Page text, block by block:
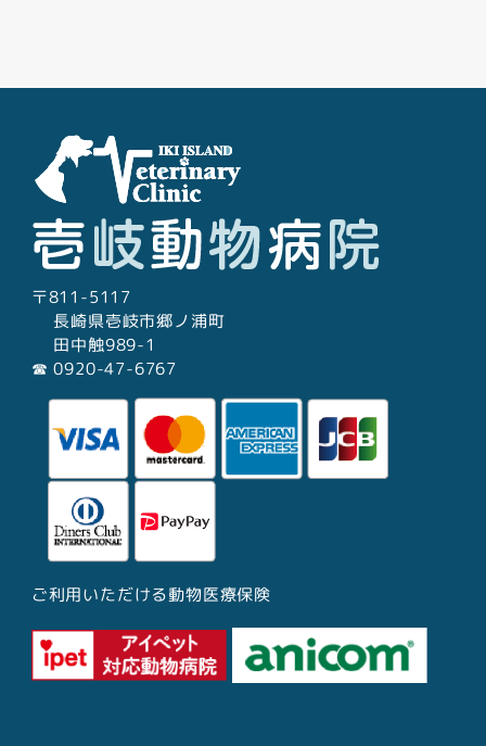
〒811-5117
長崎県壱岐市郷ノ浦町
田中触989-1
☎︎ 0920-47-6767
ご利用いただける動物医療保険